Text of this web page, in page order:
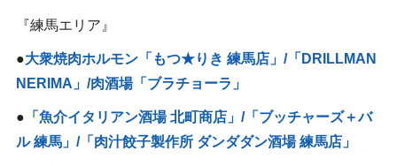
『練馬エリア』
●大衆焼肉ホルモン「もつ★りき 練馬店」/「DRILLMAN
NERIMA」/肉酒場「ブラチョーラ」
● 「魚介イタリアン酒場 北町商店」/「ブッチャーズ＋バ
ル 練馬」/「肉汁餃子製作所 ダンダダン酒場 練馬店」